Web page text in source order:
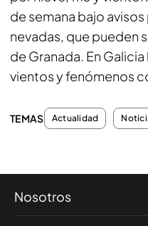
de semana bajo
nevadas, que pueden
de Granada. En
vientos y fenómenos
TEMAS Actualidad
Nosotros